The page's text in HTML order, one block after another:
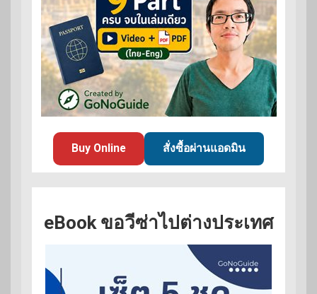
Buy Online สั่งซื้อผ่านแอดมิน
eBook ขอวีซ่าไปต่างประเทศ